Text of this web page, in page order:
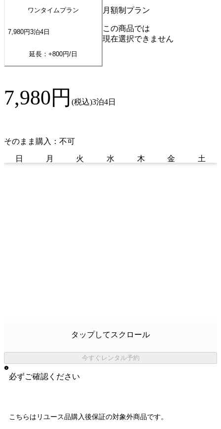
ワンタイムプラン
7,980円3泊4 日
延長：+800円/日
月額制プラン
この商品では
現在選択できません
7,980円 (税込)3泊4日
そのまま購入：不可
日 月 火 水 木 金 土
タップしてスクロール
今すぐレンタル予約
必ずご確認ください
こちらはリユース品購入後保証の対象外商品です。